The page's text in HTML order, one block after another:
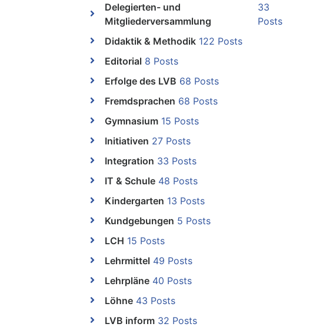
Delegierten- und
Mitgliederversammlung
33
Posts
Didaktik & Methodik 122 Posts
Editorial 8 Posts
Erfolge des LVB 68 Posts
Fremdsprachen 68 Posts
Gymnasium 15 Posts
Initiativen 27 Posts
Integration 33 Posts
IT & Schule 48 Posts
Kindergarten 13 Posts
Kundgebungen 5 Posts
LCH 15 Posts
Lehrmittel 49 Posts
Lehrpläne 40 Posts
Löhne 43 Posts
LVB inform 32 Posts